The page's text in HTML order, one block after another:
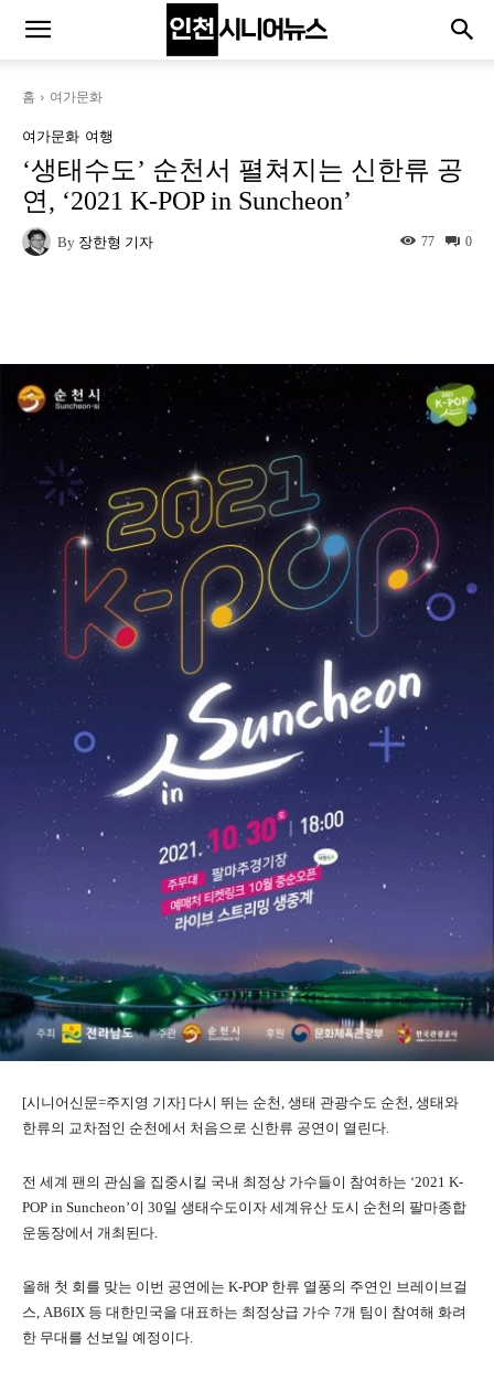
홈 여가문화
여가문화 여행
‘생태수도’ 순천서 펼쳐지는 신한류 공
연, ‘2021 K-POP in Suncheon’
By 장한형 기자 0
77
[시니어신문=주지영 기자] 다시 뛰는 순천, 생태 관광수도 순천, 생태와
한류의 교차점인 순천에서 처음으로 신한류 공연이 열린다.
전 세계 팬의 관심을 집중시킬 국내 최정상 가수들이 참여하는 ‘2021 K-
POP in Suncheon’이 30일 생태수도이자 세계유산 도시 순천의 팔마종합
운동장에서 개최된다.
올해 첫 회를 맞는 이번 공연에는 K-POP 한류 열풍의 주연인 브레이브걸
스, AB6IX 등 대한민국을 대표하는 최정상급 가수 7개 팀이 참여해 화려
한 무대를 선보일 예정이다.